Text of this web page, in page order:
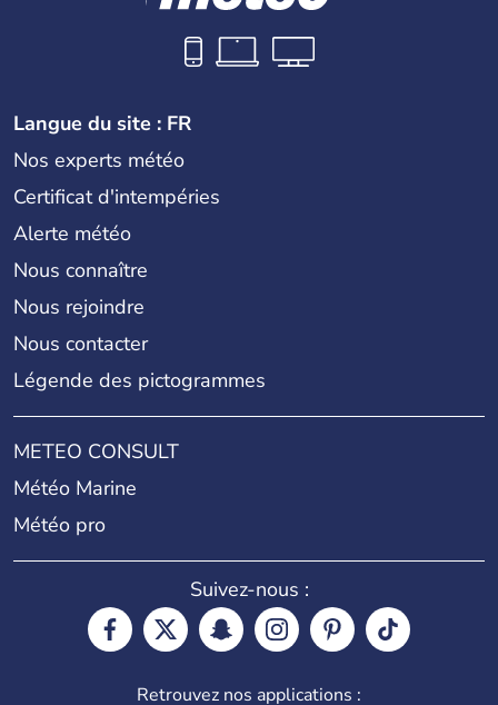
Langue du site : FR
Nos experts météo
Certificat d'intempéries
Alerte météo
Nous connaître
Nous rejoindre
Nous contacter
Légende des pictogrammes
METEO CONSULT
Météo Marine
Météo pro
Suivez-nous :
Retrouvez nos applications :